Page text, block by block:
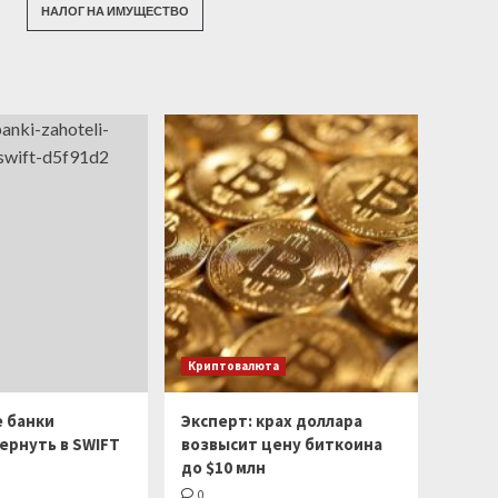
НАЛОГ НА ИМУЩЕСТВО
банки
в SWIFT
Криптовалюта
Эксперт: крах доллара
возвысит цену биткоина
до $10 млн
0